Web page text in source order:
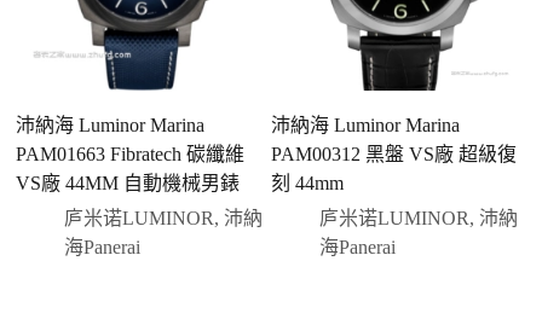
前或收到實拍照片後再支付
；也可以一次性全額
付款，我們會在原有價格基礎上盡量幫您爭取更
優惠的方案。部分地區可協助安排較安全的到付
四、填寫收件資料與出貨
確認款式與付款後，把收件人姓名、地址及聯絡方式
發給我們，我們會為您選擇合適的物流公司，全程提
供最新物流資訊與查件連結。
沛納海 Luminor Marina
PAM01663 Fibratech 碳纖維
VS廠 44MM 自動機械男錶
庐米诺LUMINOR, 沛納
海Panerai
沛納海 Luminor Marina
PAM00312 黑盤 VS廠 超級復
刻 44mm
庐米诺LUMINOR, 沛納
海Panerai